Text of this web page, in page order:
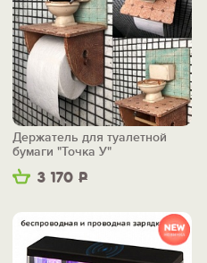
3 170 Р
Держатель для туалетной
бумаги "Точка У"